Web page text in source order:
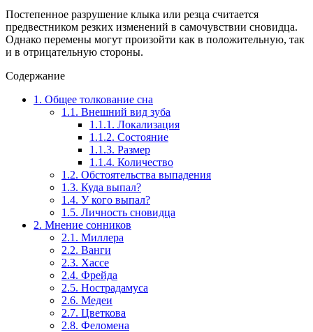
Постепенное разрушение клыка или резца считается
предвестником резких изменений в самочувствии сновидца.
Однако перемены могут произойти как в положительную, так
и в отрицательную стороны.
Содержание
1. Общее толкование сна
1.1. Внешний вид зуба
1.1.1. Локализация
1.1.2. Состояние
1.1.3. Размер
1.1.4. Количество
1.2. Обстоятельства выпадения
1.3. Куда выпал?
1.4. У кого выпал?
1.5. Личность сновидца
2. Мнение сонников
2.1. Миллера
2.2. Ванги
2.3. Хассе
2.4. Фрейда
2.5. Нострадамуса
2.6. Медеи
2.7. Цветкова
2.8. Феломена